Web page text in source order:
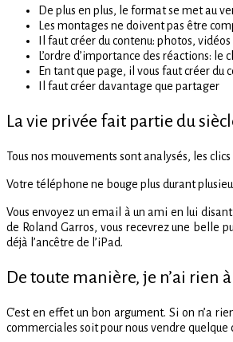
De plus en plus, le format se met au
Les montages ne doivent pas être
Il faut créer du contenu: photos,
L’ordre d’importance des réactions:
En tant que page, il vous faut créer
Il faut créer davantage que partager
La vie privée fait partie du
Tous nos mouvements sont analysés, les clic
Votre téléphone ne bouge plus durant
Vous envoyez un email à un ami en lui
de Roland Garros, vous recevrez une belle
déjà l’ancêtre de l’iPad.
De toute manière, je n’ai rien
C’est en effet un bon argument. Si on n’a
commerciales soit pour nous vendre quelque